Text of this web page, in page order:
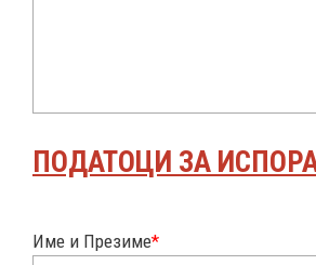
ПОДАТОЦИ ЗА
Име и Презиме*